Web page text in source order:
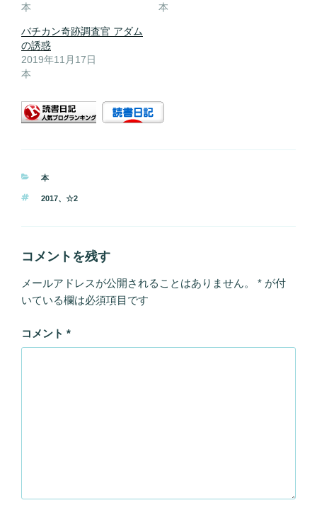
本
本
バチカン奇跡調査官 アダム
の誘惑
2019年11月17日
本
カ
ゴ
ー
本
タ
2017、 ☆2
コメントを残す
メールアドレスが公開されることはありません。 * が付
いている欄は必須項目です
コメント *